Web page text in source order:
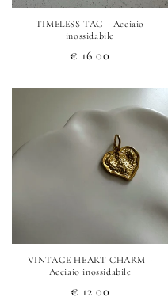
TIMELESS TAG - Acciaio
inossidabile
Prezzo
€ 16.00
VINTAGE HEART CHARM -
Acciaio inossidabile
Prezzo
€ 12.00